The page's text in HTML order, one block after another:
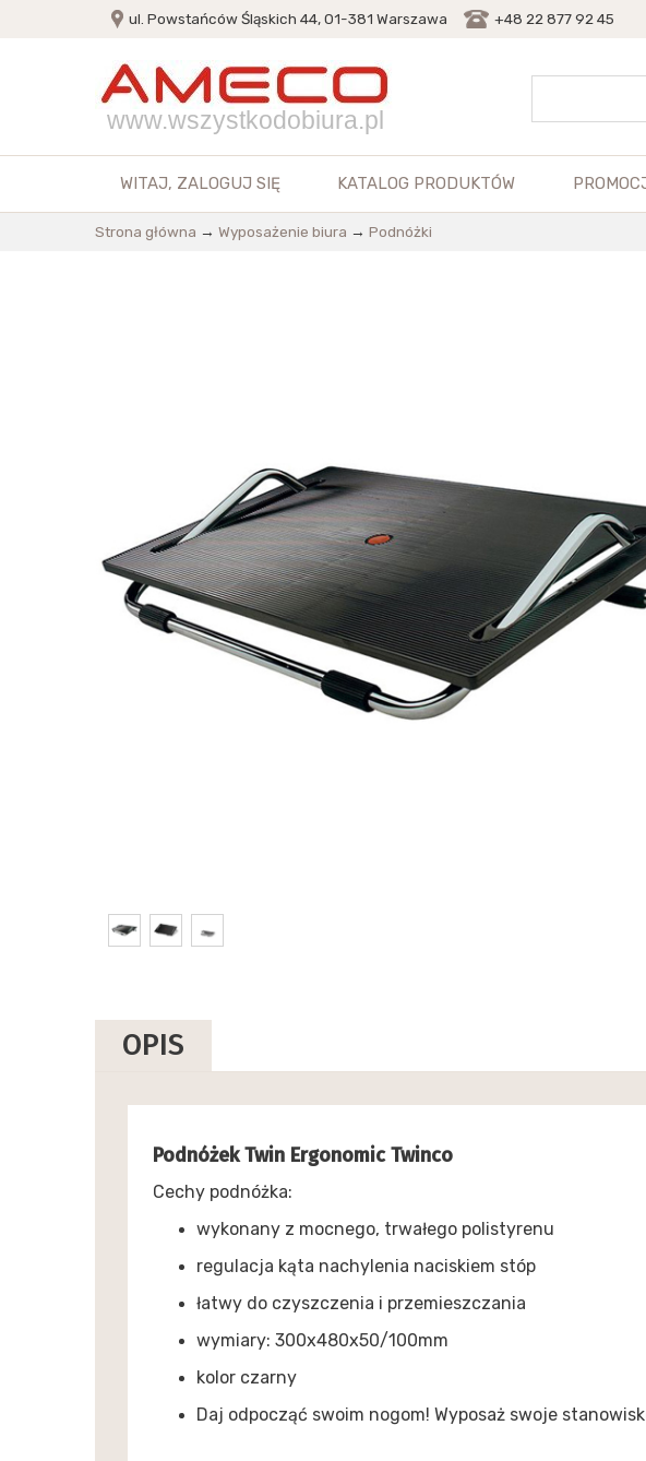
ul. Powstańców Śląskich 44, 01-381 Warszawa +48 22 877 92 45
www.wszystkodobiura.pl
WITAJ, ZALOGUJ SIĘ KATALOG PRODUKTÓW
Strona główna → Wyposażenie biura → Podnóżki
OPIS
Podnóżek Twin Ergonomic Twinco
Cechy podnóżka:
wykonany z mocnego, trwałego polistyrenu
regulacja kąta nachylenia naciskiem stóp
łatwy do czyszczenia i przemieszczania
wymiary: 300x480x50/100mm
kolor czarny
Daj odpocząć swoim nogom! Wyposaż swoje